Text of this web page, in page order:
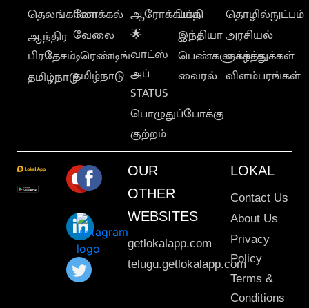
தெலங்கானா
ஆந்திர
பிரதேசம்
தமிழ்நாடு
லோக்கல்
வேலை
டிரெண்டிங்
தமிழ்நாடு
ஆரோக்கியம்
🌟
வாட்ஸ்
அப்
STATUS
பொழுதுப்போக்கு
குற்றம்
பக்தி
இந்தியா
பெண்களுக்காக
வைரல்
தொழில்நுட்பம்
அரசியல்
வாழ்த்துக்கள்
விளம்பரங்கள்
OUR
OTHER
WEBSITES
getlokalapp.com
telugu.getlokalapp.com
LOKAL
Contact Us
About Us
Privacy
Policy
Terms &
Conditions